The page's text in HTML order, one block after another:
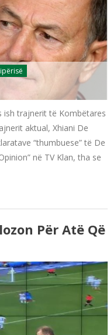
ish trajnerit të Kombëtares
aktual, Xhiani De
“thumbuese” të De
në TV Klan, tha se
Për Atë Që